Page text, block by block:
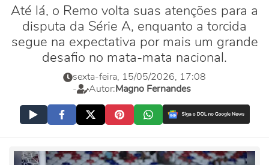
Até lá, o Remo volta suas atenções para a
disputa da Série A, enquanto a torcida
segue na expectativa por mais um grande
desafio no mata-mata nacional.
sexta-feira, 15/05/2026, 17:08
-
Autor:Magno Fernandes